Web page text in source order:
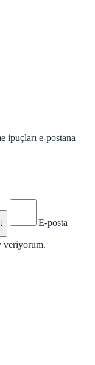
ipuçları e-postana
E-posta
veriyorum.